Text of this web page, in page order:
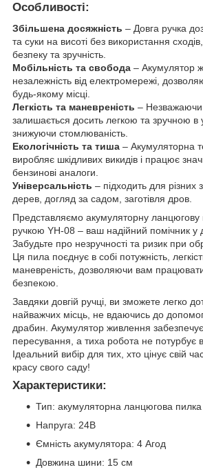
Особливості:
Збільшена досяжність – Довга ручка
та суки на висоті без використання
безпеку та зручність.
Мобільність та свобода – Акумулятор
незалежність від електромережі,
будь-якому місці.
Легкість та маневреність –
залишається досить легкою та зручною в
знижуючи стомлюваність.
Екологічність та тиша – Акумуляторна
виробляє шкідливих викидів і працює
бензинові аналоги.
Універсальність – підходить для різних
дерев, догляд за садом, заготівля дров.
Представляємо акумуляторну ланцюгову
ручкою YH-08 – ваш надійний помічник у
Забудьте про незручності та ризик при
Ця пила поєднує в собі потужність,
маневреність, дозволяючи вам
безпекою.
Завдяки довгій ручці, ви зможете легко
найважчих місць, не вдаючись до
драбин. Акумулятор живлення
пересування, а тиха робота не потурбує
Ідеальний вибір для тих, хто цінує свій
красу свого саду!
Характеристики:
Тип: акумуляторна ланцюгова
Напруга: 24В
Ємність акумулятора: 4 Агод
Довжина шини: 15 см